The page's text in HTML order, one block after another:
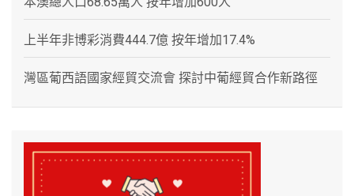
上半年非博彩消費444.7億 按年增加17.4%
灣區葡西語國家經貿交流會 探討中葡經貿合作新路徑